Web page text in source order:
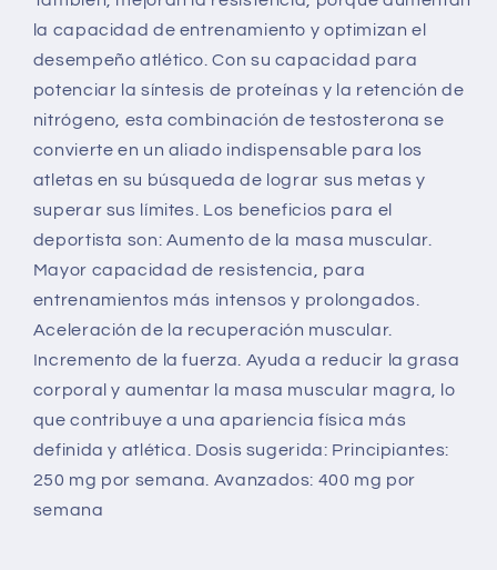
la capacidad de entrenamiento y optimizan el
desempeño atlético. Con su capacidad para
potenciar la síntesis de proteínas y la retención de
nitrógeno, esta combinación de testosterona se
convierte en un aliado indispensable para los
atletas en su búsqueda de lograr sus metas y
superar sus límites. Los beneficios para el
deportista son: Aumento de la masa muscular.
Mayor capacidad de resistencia, para
entrenamientos más intensos y prolongados.
Aceleración de la recuperación muscular.
Incremento de la fuerza. Ayuda a reducir la grasa
corporal y aumentar la masa muscular magra, lo
que contribuye a una apariencia física más
definida y atlética. Dosis sugerida: Principiantes:
250 mg por semana. Avanzados: 400 mg por
semana